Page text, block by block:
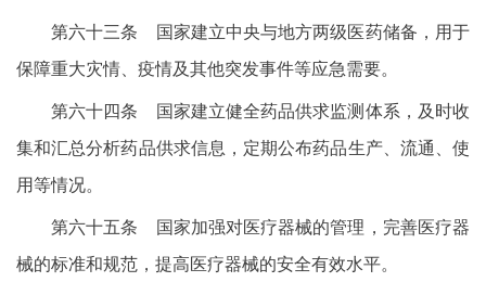
第六十三条 国家建立中央与地方两级医药储备，用于
保障重大灾情、疫情及其他突发事件等应急需要。
第六十四条 国家建立健全药品供求监测体系，及时收
集和汇总分析药品供求信息，定期公布药品生产、流通、使
用等情况。
第六十五条 国家加强对医疗器械的管理，完善医疗器
械的标准和规范，提高医疗器械的安全有效水平。